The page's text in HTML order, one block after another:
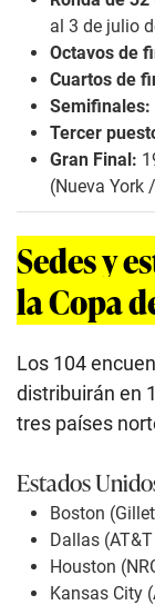
al 3 de julio
Octavos de
Cuartos de
Semifinales:
Tercer
Gran Final:
(Nueva York
Sedes y
la Copa
Los 104
distribuirán en
tres países
Estados
Boston
Dallas
Houston
Kansas City